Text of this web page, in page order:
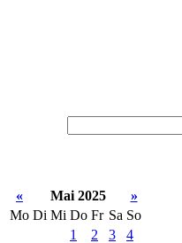
« Mai 2025
»
Mo Di Mi Do Fr Sa So
1
2 3
4